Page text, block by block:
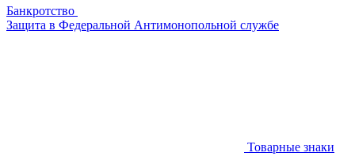
Банкротство
Защита в Федеральной Антимонопольной службе
Товарные знаки